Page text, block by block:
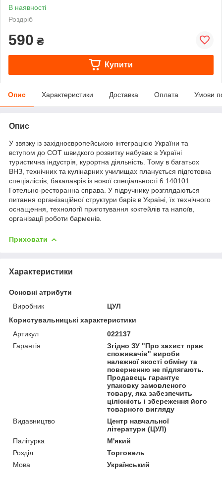
В наявності
Роздріб
590 ₴
Купити
Опис Характеристики Доставка Оплата Умови
Опис
У звязку із західноєвропейською інтеграцією України та
вступом до СОТ швидкого розвитку набуває в Україні
туристична індустрія, курортна діяльність. Тому в багатьох
ВНЗ, технічних та кулінарних училищах планується підготовка
спеціалістів, бакалаврів із нової спеціальності 6.140101
Готельно-ресторанна справа. У підручнику розглядаються
питання організаційної структури барів в Україні, їх технічного
оснащення, технології приготування коктейлів та напоїв,
організації роботи барменів.
Приховати
Характеристики
Основні атрибути
Виробник
ЦУЛ
Користувальницькі характеристики
Артикул
022137
Гарантія
Згідно ЗУ "Про захист прав
споживачів" вироби
належної якості обміну та
поверненню не підлягають.
Продавець гарантує
упаковку замовленого
товару, яка забезпечить
цілісність і збереження його
товарного вигляду
Видавництво
Центр навчальної
літератури (ЦУЛ)
Палітурка
М'який
Розділ
Торговель
Мова
Український